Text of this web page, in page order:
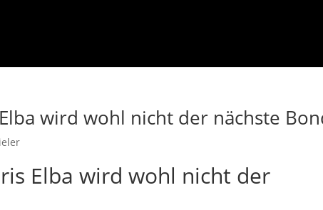
wird wohl nicht der nächste
Elba wird wohl nicht der